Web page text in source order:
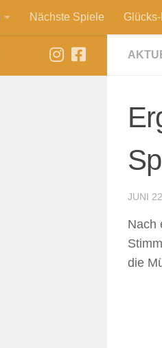
Nächste Spiele
JUNI
Nach
die